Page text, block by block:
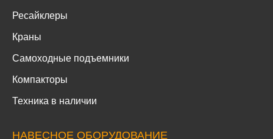
Ресайклеры
Краны
Самоходные подъемники
Компакторы
Техника в наличии
НАВЕСНОЕ ОБОРУДОВАНИЕ